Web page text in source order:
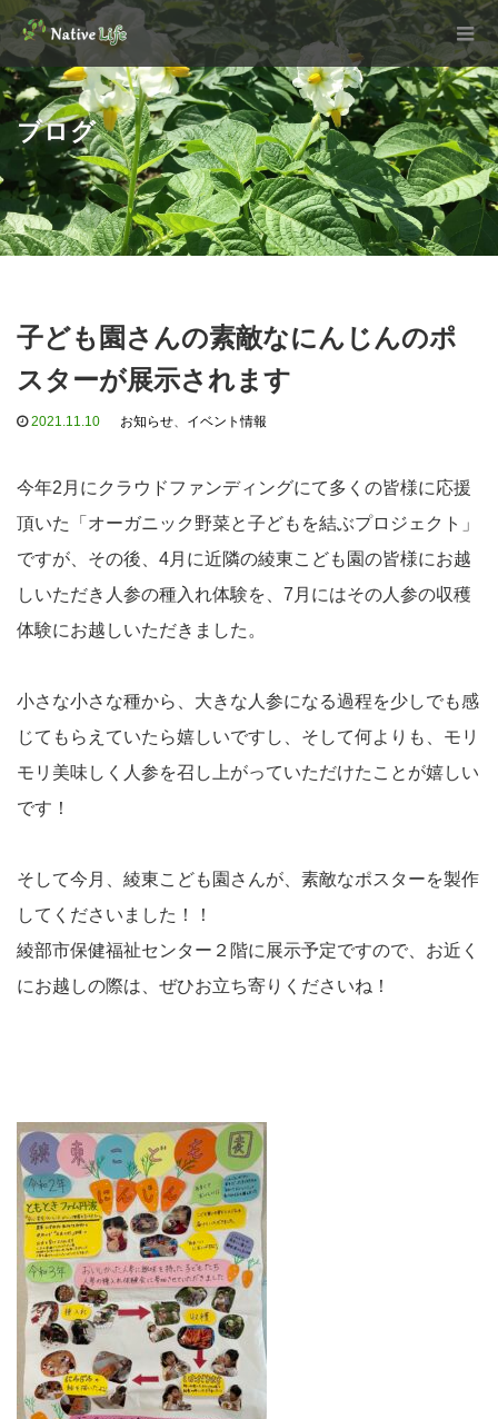
ブログ
子ども園さんの素敵なにんじんのポ
スターが展示されます
2021.11.10 お知らせ、 イベント情報
今年2月にクラウドファンディングにて多くの皆様に応援
頂いた「オーガニック野菜と子どもを結ぶプロジェクト」
ですが、その後、4月に近隣の綾東こども園の皆様にお越
しいただき人参の種入れ体験を、7月にはその人参の収穫
体験にお越しいただきました。
小さな小さな種から、大きな人参になる過程を少しでも感
じてもらえていたら嬉しいですし、そして何よりも、モリ
モリ美味しく人参を召し上がっていただけたことが嬉しい
です！
そして今月、綾東こども園さんが、素敵なポスターを製作
してくださいました！！
綾部市保健福祉センター２階に展示予定ですので、お近く
にお越しの際は、ぜひお立ち寄りくださいね！